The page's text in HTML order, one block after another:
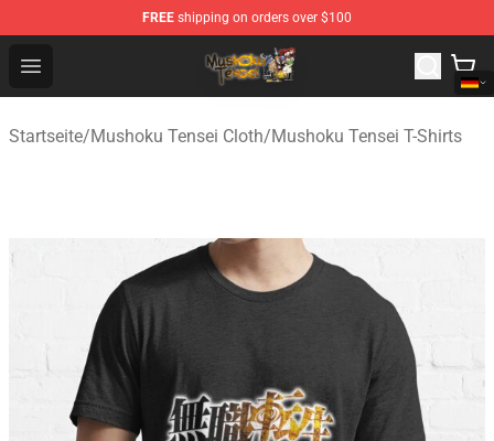
FREE shipping on orders over $100
Open menu
Mushoku Tensei Store - Official Mushoku Tensei
Startseite/Mushoku Tensei Cloth/Mushoku Tensei T-Shirts